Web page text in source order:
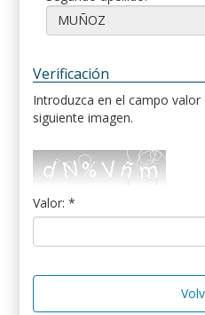
Verificación
Introduzca en el campo
siguiente imagen.
Valor: *